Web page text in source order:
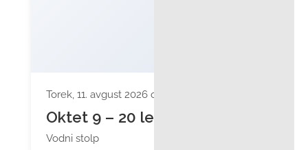
Torek, 11. avgust 2026 ob 20:00
Oktet 9 – 20 let
Vodni stolp